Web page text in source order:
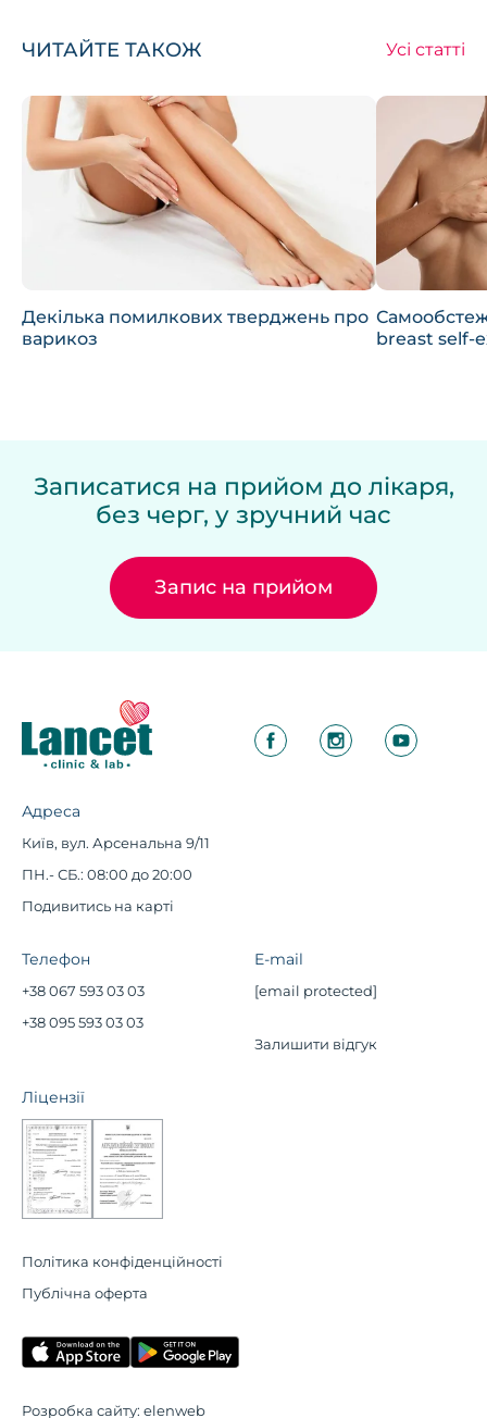
ЧИТАЙТЕ ТАКОЖ Усі статті
Декілька помилкових тверджень про
варикоз
breast self-
Записатися на прийом до лікаря,
без черг, у зручний час
Запис на прийом
Адреса
Київ, вул. Арсенальна 9/11
ПН.- СБ.: 08:00 до 20:00
Подивитись на карті
Телефон
+38 067 593 03 03
+38 095 593 03 03
E-mail
[email protected]
Залишити відгук
Ліцензії
Політика конфіденційності
Публічна оферта
Розробка сайту: elenweb